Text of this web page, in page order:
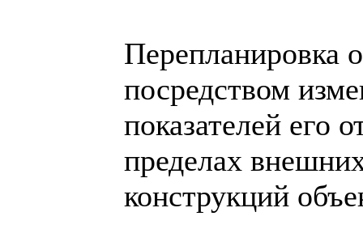
Перепланировка
посредством
показателей его
пределах
конструкций